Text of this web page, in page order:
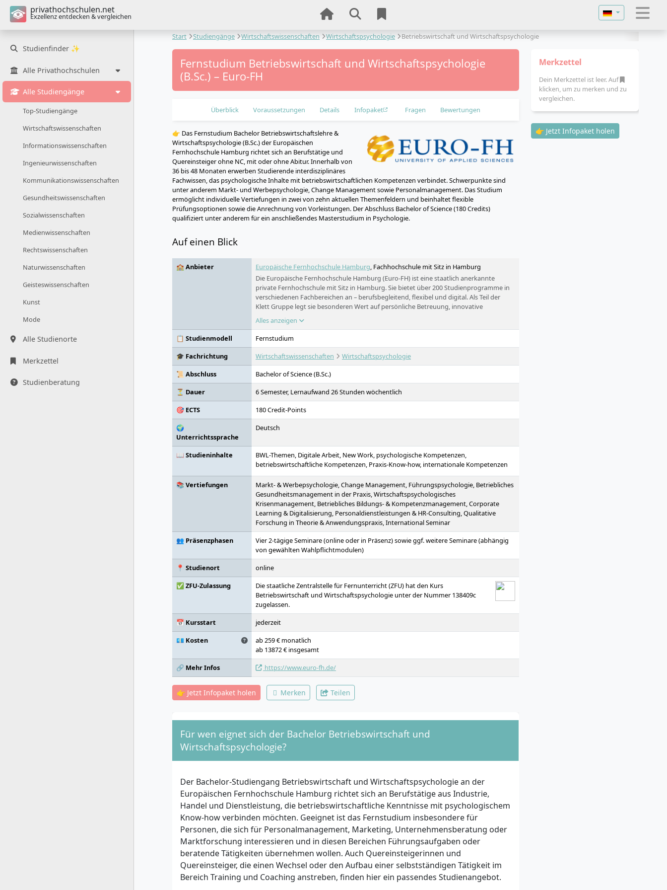
privathochschulen.net
Exzellenz entdecken & vergleichen
Sprache
Studienfinder ✨
Alle Privathochschulen
Alle Studiengänge
Top-Studiengänge
Wirtschaftswissenschaften
Informationswissenschaften
Ingenieurwissenschaften
Kommunikationswissenschaften
Gesundheitswissenschaften
Sozialwissenschaften
Medienwissenschaften
Rechtswissenschaften
Naturwissenschaften
Geisteswissenschaften
Kunst
Mode
Alle Studienorte
Merkzettel
Studienberatung
Start Studiengänge Wirtschaftswissenschaften Wirtschaftspsychologie Betriebswirtschaft und Wirtschaftspsychologie
Fernstudium Betriebswirtschaft und Wirtschaftspsychologie
(B.Sc.) – Euro-FH
Überblick Voraussetzungen Details Infopaket Fragen Bewertungen
👉 Das Fernstudium Bachelor Betriebswirtschaftslehre &
Wirtschaftspsychologie (B.Sc.) der Europäischen
Fernhochschule Hamburg richtet sich an Berufstätige und
Quereinsteiger ohne NC, mit oder ohne Abitur. Innerhalb von
36 bis 48 Monaten erwerben Studierende interdisziplinäres
Fachwissen, das psychologische Inhalte mit betriebswirtschaftlichen Kompetenzen verbindet. Schwerpunkte sind
unter anderem Markt- und Werbepsychologie, Change Management sowie Personalmanagement. Das Studium
ermöglicht individuelle Vertiefungen in zwei von zehn aktuellen Themenfeldern und beinhaltet flexible
Prüfungsoptionen sowie die Anrechnung von Vorleistungen. Der Abschluss Bachelor of Science (180 Credits)
qualifiziert unter anderem für ein anschließendes Masterstudium in Psychologie.
Auf einen Blick
🏫 Anbieter Europäische Fernhochschule Hamburg, Fachhochschule mit Sitz in Hamburg
Die Europäische Fernhochschule Hamburg (Euro-FH) ist eine staatlich anerkannte
private Fernhochschule mit Sitz in Hamburg. Sie bietet über 200 Studienprogramme in
verschiedenen Fachbereichen an – berufsbegleitend, flexibel und digital. Als Teil der
Klett Gruppe legt sie besonderen Wert auf persönliche Betreuung, innovative
Lernformate wie die KI-Lernbegleiterin KILEA und internationale Studienoptionen. Die
Euro-FH ermöglicht ein Studium auch ohne Abitur sowie den Zugang zum
Masterstudium ohne Erststudium.
Alles anzeigen
📋 Studienmodell
Fernstudium
🎓 Fachrichtung
Wirtschaftswissenschaften
Wirtschaftspsychologie
📜 Abschluss
Bachelor of Science (B.Sc.)
⏳ Dauer
6 Semester, Lernaufwand 26 Stunden wöchentlich
🎯 ECTS
180 Credit-Points
🌍
Unterrichtssprache
Deutsch
📖 Studieninhalte
BWL-Themen, Digitale Arbeit, New Work, psychologische Kompetenzen,
betriebswirtschaftliche Kompetenzen, Praxis-Know-how, internationale Kompetenzen
📚 Vertiefungen
Markt- & Werbepsychologie, Change Management, Führungspsychologie, Betriebliches
Gesundheitsmanagement in der Praxis, Wirtschaftspsychologisches
Krisenmanagement, Betriebliches Bildungs- & Kompetenzmanagement, Corporate
Learning & Digitalisierung, Personaldienstleistungen & HR-Consulting, Qualitative
Forschung in Theorie & Anwendungspraxis, International Seminar
👥 Präsenzphasen
Vier 2-tägige Seminare (online oder in Präsenz) sowie ggf. weitere Seminare (abhängig
von gewählten Wahlpflichtmodulen)
📍 Studienort
online
✅ ZFU-Zulassung
Die staatliche Zentralstelle für Fernunterricht (ZFU) hat den Kurs
Betriebswirtschaft und Wirtschaftspsychologie unter der Nummer 138409c
zugelassen.
📅 Kursstart
jederzeit
💶 Kosten
ab 259 € monatlich
ab 13872 € insgesamt
🔗 Mehr Infos
https://www.euro-fh.de/
👉 Jetzt Infopaket holen Merken Teilen
Für wen eignet sich der Bachelor Betriebswirtschaft und
Wirtschaftspsychologie?
Der Bachelor-Studiengang Betriebswirtschaft und Wirtschaftspsychologie an der
Europäischen Fernhochschule Hamburg richtet sich an Berufstätige aus Industrie,
Handel und Dienstleistung, die betriebswirtschaftliche Kenntnisse mit psychologischem
Know-how verbinden möchten. Geeignet ist das Fernstudium insbesondere für
Personen, die sich für Personalmanagement, Marketing, Unternehmensberatung oder
Marktforschung interessieren und in diesen Bereichen Führungsaufgaben oder
beratende Tätigkeiten übernehmen wollen. Auch Quereinsteigerinnen und
Quereinsteiger, die einen Wechsel oder den Aufbau einer selbstständigen Tätigkeit im
Bereich Training und Coaching anstreben, finden hier ein passendes Studienangebot.
Merkzettel
Dein Merkzettel ist leer. Auf
klicken, um zu merken und zu
vergleichen.
👉 Jetzt Infopaket holen